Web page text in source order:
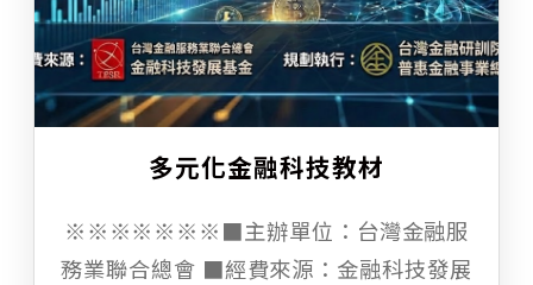
多元化金融科技教材
※※※※※※※■主辦單位：台灣金融服
務業聯合總會 ■經費來源：金融科技發展